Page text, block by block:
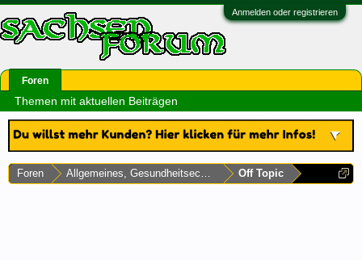
Anmelden oder registrieren
Foren Allgemeines, Gesundheitsecke & Umfragen
Off Topic
Foren
Themen mit aktuellen Beiträgen